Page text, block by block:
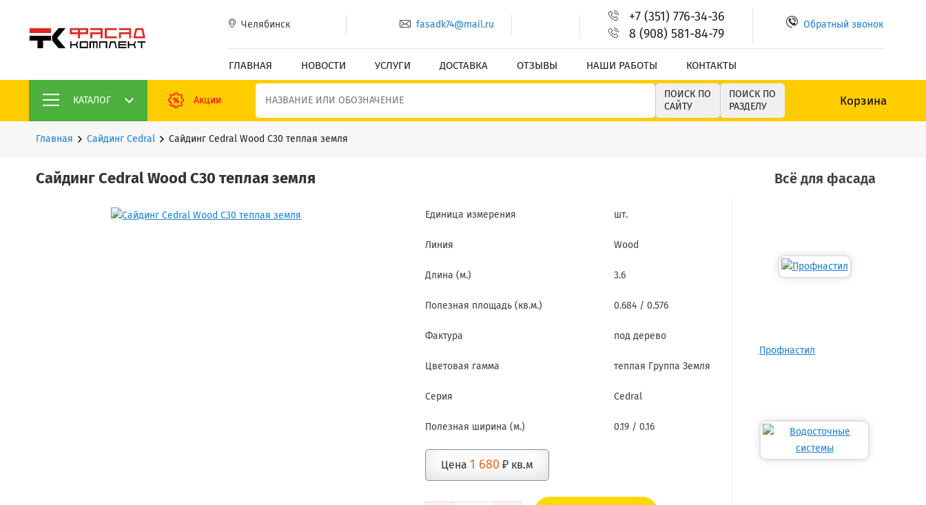
Челябинск fasadk74@mail.ru
+7 (351) 776-34-36
8 (908) 581-84-79
Обратный звонок
ГЛАВНАЯ НОВОСТИ УСЛУГИ ДОСТАВКА ОТЗЫВЫ НАШИ РАБОТЫ КОНТАКТЫ
КАТАЛОГ Акции
ПОИСК ПО
САЙТУ
ПОИСК ПО
РАЗДЕЛУ
Корзина
Главная Сайдинг Cedral Сайдинг Cedral Wood C30 теплая земля
Сайдинг Cedral Wood C30 теплая земля
Единица измерения шт.
Линия Wood
Длина (м.) 3.6
Полезная площадь (кв.м.) 0.684 / 0.576
Фактура под дерево
Цветовая гамма теплая Группа Земля
Серия Cedral
Полезная ширина (м.) 0.19 / 0.16
Цена1 680 ₽ кв.м
Всё для фасада
Профнастил